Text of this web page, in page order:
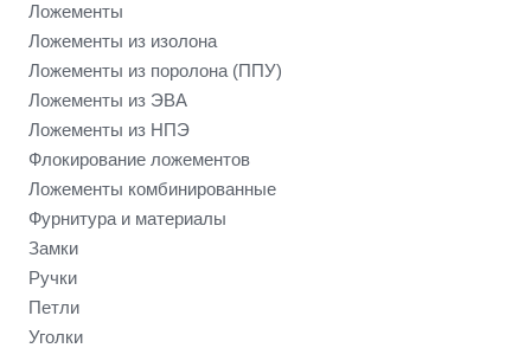
Ложементы
Ложементы из изолона
Ложементы из поролона (ППУ)
Ложементы из ЭВА
Ложементы из НПЭ
Флокирование ложементов
Ложементы комбинированные
Фурнитура и материалы
Замки
Ручки
Петли
Уголки